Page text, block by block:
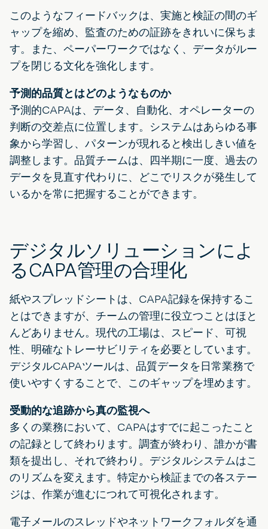
このようなフィードバックは、実施と検証の間のギ
ャップを縮め、監査のための証跡をきれいに保ちま
す。また、ペーパーワークではなく、データがルー
プを閉じる文化を強化します。
予測的品質とはどのようなものか
予測的CAPAは、データ、自動化、オペレーターの
判断の交差点に位置します。システムはあらゆる事
象から学習し、パターンが現れると検出しきい値を
調整します。品質チームは、四半期に一度、過去の
データを見直す代わりに、どこでリスクが発生して
いるかを常に把握することができます。
デジタルソリューションによ
るCAPA管理の合理化
紙やスプレッドシートは、CAPA記録を保持するこ
とはできますが、チームの管理に役立つことはほと
んどありません。現代の工場は、スピード、可視
性、明確なトレーサビリティを必要としています。
デジタルCAPAツールは、品質データを日常業務で
使いやすくすることで、このギャップを埋めます。
受動的な追跡から真の監視へ
多くの業務において、CAPAはすでに起こったこと
の記録として終わります。調査が終わり、誰かが書
類を提出し、それで終わり。デジタルシステムはこ
のリズムを変えます。特定から検証までの各ステー
ジは、作業が進むにつれて可視化されます。
電子メールのスレッドやネットワークフォルダを通